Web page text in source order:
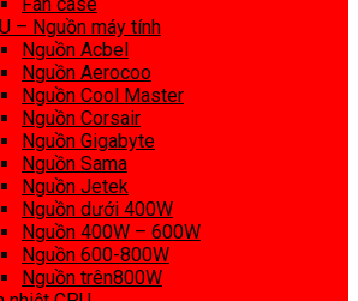
– Nguồn máy tính
Nguồn Acbel
Nguồn Aerocoo
Nguồn Cool Master
Nguồn Corsair
Nguồn Gigabyte
Nguồn Sama
Nguồn Jetek
Nguồn dưới 400W
Nguồn 400W – 600W
Nguồn 600-800W
Nguồn trên800W